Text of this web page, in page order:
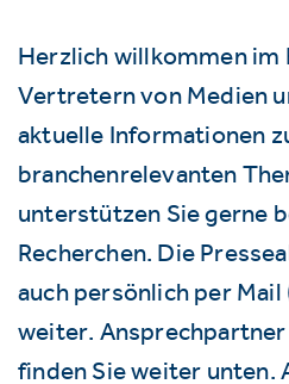
Herzlich willkommen im
Vertretern von Medien
aktuelle Informationen
branchenrelevanten
unterstützen Sie gerne
Recherchen. Die
auch persönlich per Mail
weiter.
finden Sie weiter unten.